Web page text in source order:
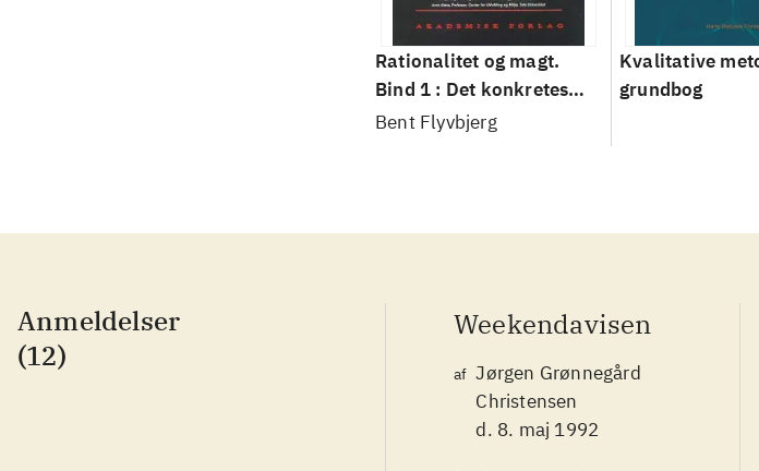
Rationalitet og magt.
Bind 1 : Det konkretes
videnskab
Bent Flyvbjerg
Kvalitative
grundbog
Anmeldelser
(12)
Weekendavisen
af Jørgen Grønnegård
Christensen
d. 8. maj 1992